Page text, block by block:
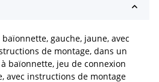
gauche, jaune, avec
de montage, dans un
baïonnette, jeu de connexion
avec instructions de montage